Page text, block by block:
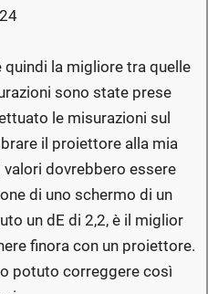
la migliore tra quelle
sono state prese
le misurazioni sul
il proiettore alla mia
dovrebbero essere
di uno schermo di un
un dE di 2,2, è il miglior
finora con un proiettore.
potuto correggere così